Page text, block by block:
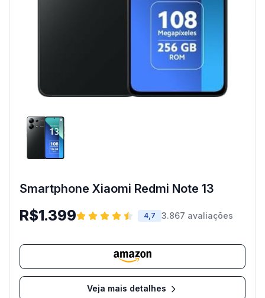
Smartphone Xiaomi Redmi Note 13
R$1.399 4,7 3.867 avaliações
Veja mais detalhes